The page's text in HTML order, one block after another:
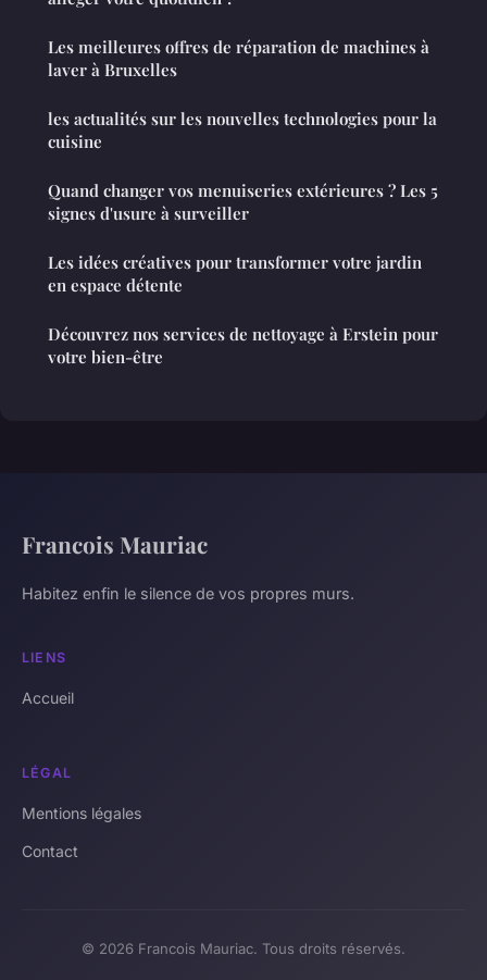
Les meilleures offres de réparation de machines à
laver à Bruxelles
les actualités sur les nouvelles technologies pour la
cuisine
Quand changer vos menuiseries extérieures ? Les 5
signes d'usure à surveiller
Les idées créatives pour transformer votre jardin
en espace détente
Découvrez nos services de nettoyage à Erstein pour
votre bien-être
Francois Mauriac
Habitez enfin le silence de vos propres murs.
LIENS
Accueil
LÉGAL
Mentions légales
Contact
© 2026 Francois Mauriac. Tous droits réservés.